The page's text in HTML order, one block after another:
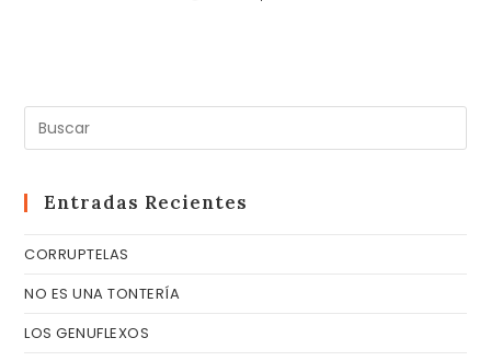
Entradas Recientes
CORRUPTELAS
NO ES UNA TONTERÍA
LOS GENUFLEXOS